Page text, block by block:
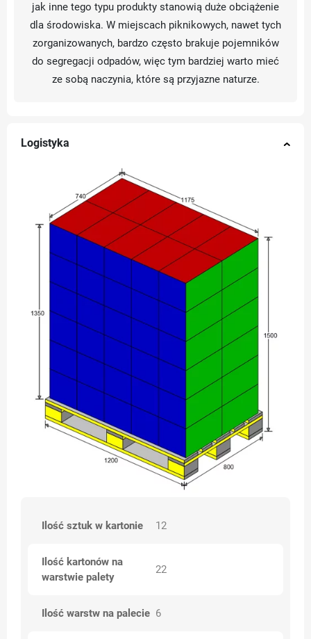
jak inne tego typu produkty stanowią duże obciążenie
dla środowiska. W miejscach piknikowych, nawet tych
zorganizowanych, bardzo często brakuje pojemników
do segregacji odpadów, więc tym bardziej warto mieć
ze sobą naczynia, które są przyjazne naturze.
Logistyka
Ilość sztuk w kartonie 12
Ilość kartonów na
warstwie palety
22
Ilość warstw na palecie 6